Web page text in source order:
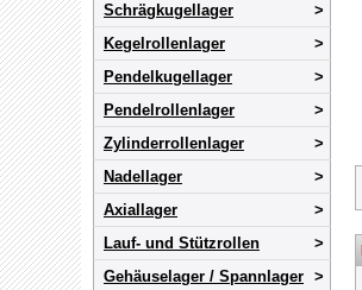
Schrägkugellager
Kegelrollenlager
Pendelkugellager
Pendelrollenlager
Zylinderrollenlager
Nadellager
Axiallager
Lauf- und Stützrollen
Gehäuselager / Spannlager